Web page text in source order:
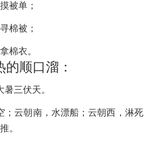
被单；
棉被；
棉衣。
顺口溜：
三伏天。
；云朝南，水漂船；云朝西，淋死
。